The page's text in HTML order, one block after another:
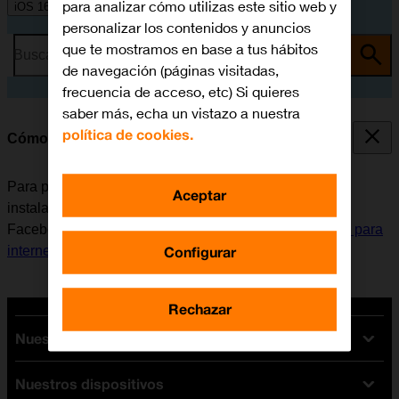
iOS 16.0
Busca por problema o tema
Cómo instalar Facebook Messenger
Para poder utilizar Facebook Messenger, es necesario
instalar esta aplicación en el móvil. Antes de instalar
Facebook Messenger, es necesarioconfigurar el móvil para
internet
activar la Cuenta de Apple en el móvil
Nuestras tarifas
Tarifas Orange
Nuestros dispositivos
para analizar cómo utilizas este sitio web y
personalizar los contenidos y anuncios
que te mostramos en base a tus hábitos
de navegación (páginas visitadas,
frecuencia de acceso, etc) Si quieres
saber más, echa un vistazo a nuestra
política de cookies.
Configurar
Rechazar
Aceptar